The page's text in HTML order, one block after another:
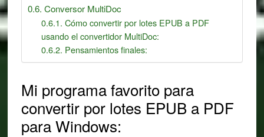
Conversor MultiDoc
Cómo convertir por lotes EPUB a PDF
usando el convertidor MultiDoc:
Pensamientos finales:
Mi programa favorito para
convertir por lotes EPUB a PDF
para Windows: